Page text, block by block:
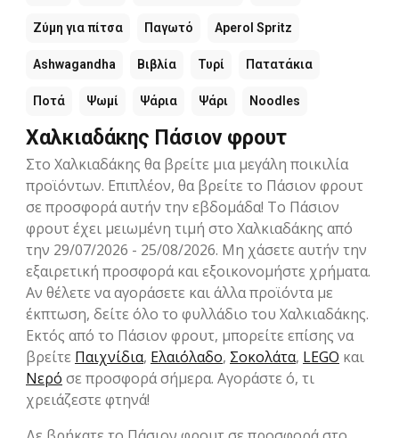
Ζύμη για πίτσα Παγωτό Aperol Spritz
Ashwagandha Βιβλία Τυρί Πατατάκια
Ποτά Ψωμί Ψάρια Ψάρι Noodles
Χαλκιαδάκης Πάσιον φρουτ
Στο Χαλκιαδάκης θα βρείτε μια μεγάλη ποικιλία
προϊόντων. Επιπλέον, θα βρείτε το Πάσιον φρουτ
σε προσφορά αυτήν την εβδομάδα! Το Πάσιον
φρουτ έχει μειωμένη τιμή στο Χαλκιαδάκης από
την 29/07/2026 - 25/08/2026. Μη χάσετε αυτήν την
εξαιρετική προσφορά και εξοικονομήστε χρήματα.
Αν θέλετε να αγοράσετε και άλλα προϊόντα με
έκπτωση, δείτε όλο το φυλλάδιο του Χαλκιαδάκης.
Εκτός από το Πάσιον φρουτ, μπορείτε επίσης να
βρείτε Παιχνίδια, Ελαιόλαδο, Σοκολάτα, LEGO και
Νερό σε προσφορά σήμερα. Αγοράστε ό, τι
χρειάζεστε φτηνά!